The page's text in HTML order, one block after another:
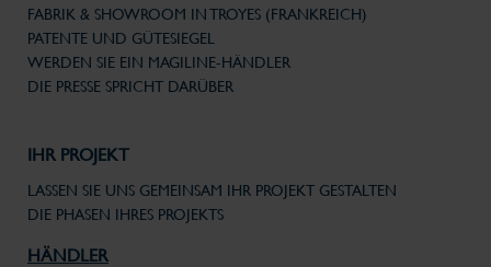
FABRIK & SHOWROOM IN TROYES (FRANKREICH)
PATENTE UND GÜTESIEGEL
WERDEN SIE EIN MAGILINE-HÄNDLER
DIE PRESSE SPRICHT DARÜBER
IHR PROJEKT
LASSEN SIE UNS GEMEINSAM IHR PROJEKT GESTALTEN
DIE PHASEN IHRES PROJEKTS
HÄNDLER